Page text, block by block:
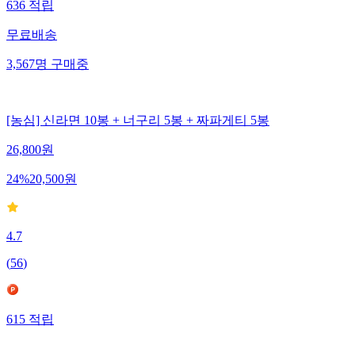
636적립
무료배송
3,567명구매중
[농심] 신라면 10봉 + 너구리 5봉 + 짜파게티 5봉
26,800원
24%20,500원
4.7
(56)
615적립